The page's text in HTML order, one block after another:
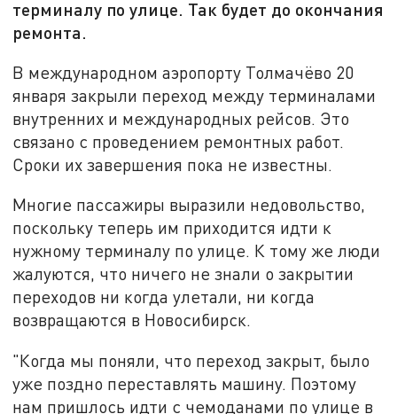
терминалу по улице. Так будет до окончания
ремонта.
В международном аэропорту Толмачёво 20
января закрыли переход между терминалами
внутренних и международных рейсов. Это
связано с проведением ремонтных работ.
Сроки их завершения пока не известны.
Многие пассажиры выразили недовольство,
поскольку теперь им приходится идти к
нужному терминалу по улице. К тому же люди
жалуются, что ничего не знали о закрытии
переходов ни когда улетали, ни когда
возвращаются в Новосибирск.
"Когда мы поняли, что переход закрыт, было
уже поздно переставлять машину. Поэтому
нам пришлось идти с чемоданами по улице в